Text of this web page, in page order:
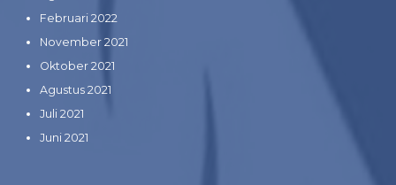
Februari 2022
November 2021
Oktober 2021
Agustus 2021
Juli 2021
Juni 2021